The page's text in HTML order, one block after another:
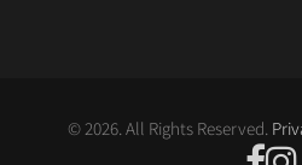
© 2026. All Rights Reserved.